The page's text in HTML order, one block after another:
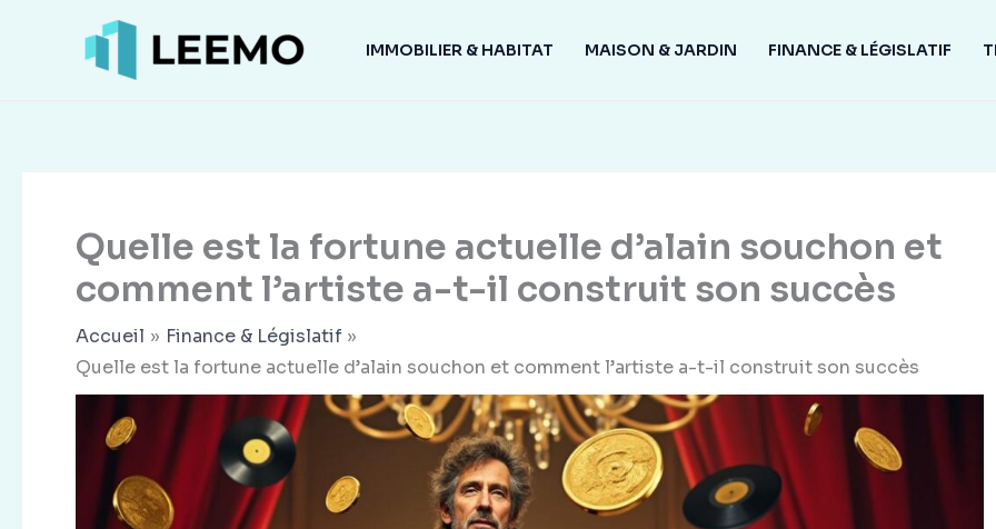
IMMOBILIER & HABITAT MAISON & JARDIN FINANCE & LÉGISLATIF
Quelle est la fortune actuelle d’alain souchon et
comment l’artiste a-t-il construit son succès
Accueil
Finance & Législatif
Quelle est la fortune actuelle d’alain souchon et comment l’artiste a-t-il construit son succès